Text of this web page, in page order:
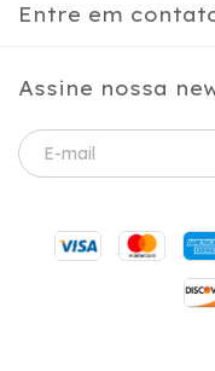
Entre em
Assine nossa